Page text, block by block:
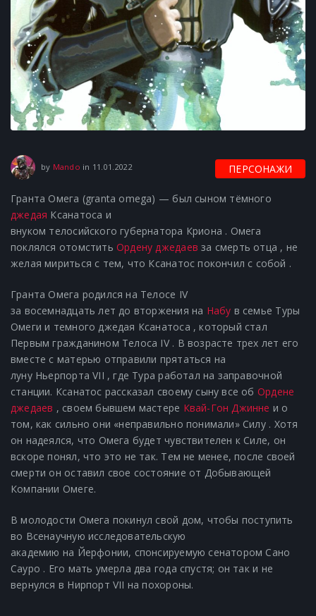
by Mando in 11.01.2022 ПЕРСОНАЖИ
Гранта Омега (granta omega) — был сыном тёмного
джедая Ксанатоса и
внуком телосийского губернатора Криона . Омега
поклялся отомстить Ордену джедаев за смерть отца , не
желая мириться с тем, что Ксанатос покончил с собой .
Гранта Омега родился на Телосе IV
за восемнадцать лет до вторжения на Набу в семье Туры
Омеги и темного джедая Ксанатоса , который стал
Первым гражданином Телоса IV. В возрасте трех лет его
вместе с матерью отправили прятаться на
луну Ньерпорта VII , где Тура работал на заправочной
станции. Ксанатос рассказал своему сыну все об Ордене
джедаев , своем бывшем мастере Квай-Гон Джинне и о
том, как сильно они «неправильно понимали» Силу. Хотя
он надеялся, что Омега будетчувствителен к Силе, он
вскоре понял, что это не так. Тем не менее, после своей
смерти он оставил свое состояние от Добывающей
Компании Омеге.
В молодости Омега покинул свой дом, чтобы поступить
во Всенаучную исследовательскую
академию на Йерфонии, спонсируемую сенатором Сано
Сауро . Его мать умерла два года спустя; он так и не
вернулся в Нирпорт VII на похороны.